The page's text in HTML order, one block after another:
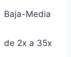
Baja-Media
de 2x a 35x